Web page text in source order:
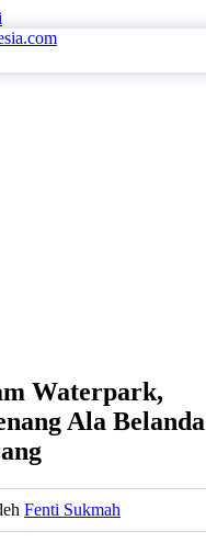
Waterpark,
Ala Belanda
Fenti Sukmah